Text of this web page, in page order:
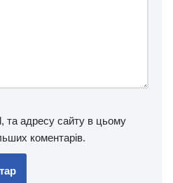
та адресу сайту в цьому
коментарів.